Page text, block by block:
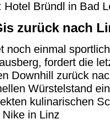
Hotel Bründl in Bad
zurück nach
noch einmal
fordert die
Downhill zurück
Würstelstand
kulinarischen
in Linz